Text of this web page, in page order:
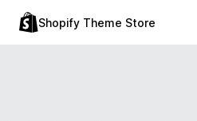
Shopify Theme Store